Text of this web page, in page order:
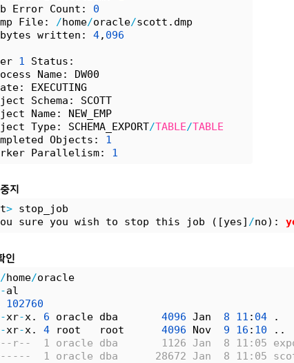
Error Count: 0
File: /home/oracle/scott.dmp
written: 4, 096
1 Status:
Name: DW00
EXECUTING
Schema: SCOTT
Name: NEW_EMP
Type: SCHEMA_EXPORT/TABLE/TABLE
Objects: 1
Parallelism: 1
지
> stop_job
sure you wish to stop this job ([yes] /no):
인
/home/oracle
-al
102760
-xr-x. 6 oracle dba 4096 Jan 8 11 : 04 .
-xr-x. 4 root   root 4096 Nov 9 16 : 10 ..
--r--  1 oracle dba       1126 Jan  8 11:05
-----  1 oracle dba      28672 Jan  8 11:05